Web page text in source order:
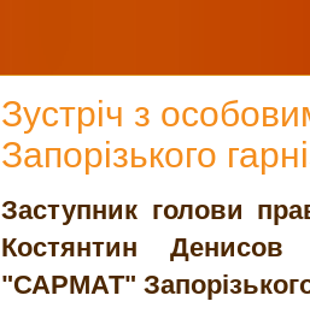
Зустріч з
Запорізького
Заступник голови
Костянтин
"САРМАТ" Запорізького